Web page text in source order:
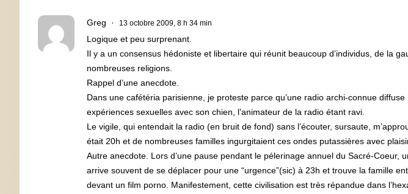
Greg 13 octobre 2009, 8 h 34 min
Logique et peu surprenant.
Il y a un consensus hédoniste et libertaire qui réunit beaucoup d’individus, de la
nombreuses religions.
Rappel d’une anecdote.
Dans une cafétéria parisienne, je proteste parce qu’une radio archi-connue
expériences sexuelles avec son chien, l’animateur de la radio étant ravi.
Le vigile, qui entendait la radio (en bruit de fond) sans l’écouter, sursaute,
était 20h et de nombreuses familles ingurgitaient ces ondes putassières avec
Autre anecdote. Lors d’une pause pendant le pélerinage annuel du Sacré-Coeur,
arrive souvent de se déplacer pour une “urgence”(sic) à 23h et trouve la famille
devant un film porno. Manifestement, cette civilisation est très répandue dans